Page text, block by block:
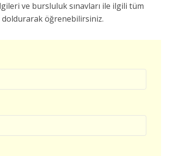
ve bursluluk sınavları ile ilgili tüm
doldurarak öğrenebilirsiniz.